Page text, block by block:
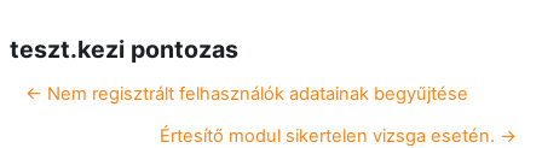
teszt.kezi pontozas
← Nem regisztrált felhasználók adatainak begyűjtése
Értesítő modul sikertelen vizsga esetén. →